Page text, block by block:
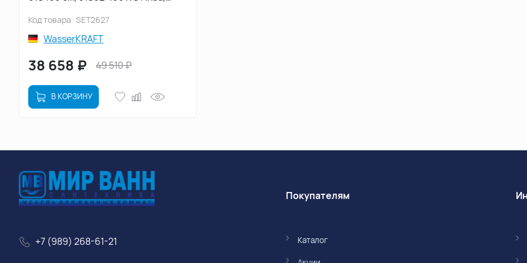
Прозрачное
Код товара SET2627
WasserKRAFT
38 658 ₽ 49 510₽
В КОРЗИНУ
+7 (989) 268-61-21
Покупателям
Каталог